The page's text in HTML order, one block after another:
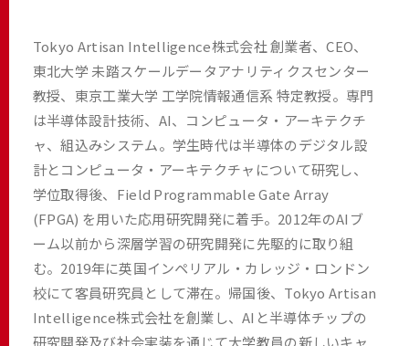
Tokyo Artisan Intelligence株式会社 創業者、CEO、
東北大学 未踏スケールデータアナリティクスセンター
教授、東京工業大学 工学院情報通信系 特定教授。専門
は半導体設計技術、AI、コンピュータ・アーキテクチ
ャ、組込みシステム。学生時代は半導体のデジタル設
計とコンピュータ・アーキテクチャについて研究し、
学位取得後、Field Programmable Gate Array
(FPGA) を用いた応用研究開発に着手。2012年のAIブ
ーム以前から深層学習の研究開発に先駆的に取り組
む。2019年に英国インペリアル・カレッジ・ロンドン
校にて客員研究員として滞在。帰国後、Tokyo Artisan
Intelligence株式会社を創業し、AIと半導体チップの
研究開発及び社会実装を通じて大学教員の新しいキャ